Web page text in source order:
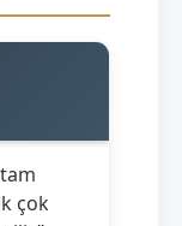
çok